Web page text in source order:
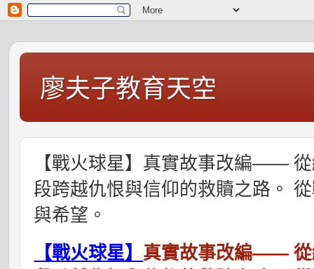
廖夫子教育天空
【戰火球星】真實故事改編——
段跨越仇恨與信仰的救贖之路。
與希望。
【戰火球星】 真實故事改編——